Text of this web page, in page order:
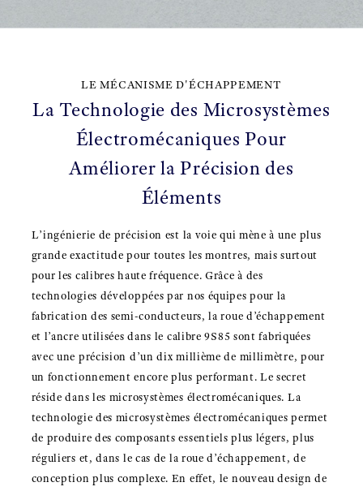
LE MÉCANISME D'ÉCHAPPEMENT
La Technologie des Microsystèmes
Électromécaniques Pour
Améliorer la Précision des
Éléments
L’ingénierie de précision est la voie qui mène à une plus
grande exactitude pour toutes les montres, mais surtout
pour les calibres haute fréquence. Grâce à des
technologies développées par nos équipes pour la
fabrication des semi-conducteurs, la roue d’échappement
et l’ancre utilisées dans le calibre 9S85 sont fabriquées
avec une précision d’un dix millième de millimètre, pour
un fonctionnement encore plus performant. Le secret
réside dans les microsystèmes électromécaniques. La
technologie des microsystèmes électromécaniques permet
de produire des composants essentiels plus légers, plus
réguliers et, dans le cas de la roue d’échappement, de
conception plus complexe. En effet, le nouveau design de